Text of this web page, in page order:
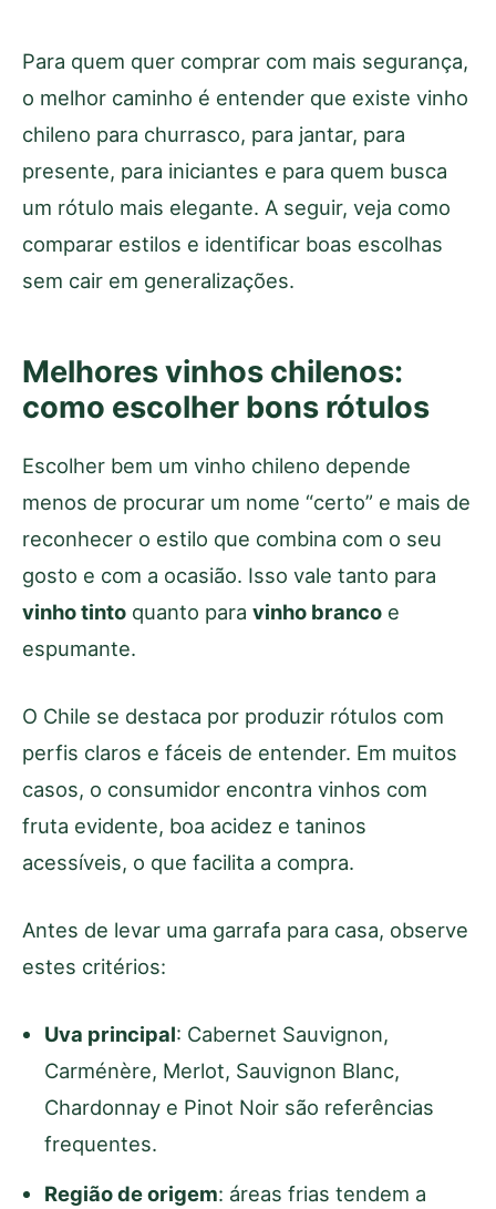
Para quem quer comprar com mais segurança,
o melhor caminho é entender que existe vinho
chileno para churrasco, para jantar, para
presente, para iniciantes e para quem busca
um rótulo mais elegante. A seguir, veja como
comparar estilos e identificar boas escolhas
sem cair em generalizações.
Melhores vinhos chilenos:
como escolher bons rótulos
Escolher bem um vinho chileno depende
menos de procurar um nome “certo” e mais de
reconhecer o estilo que combina com o seu
gosto e com a ocasião. Isso vale tanto para
vinho tinto quanto para vinho branco e
espumante.
O Chile se destaca por produzir rótulos com
perfis claros e fáceis de entender. Em muitos
casos, o consumidor encontra vinhos com
fruta evidente, boa acidez e taninos
acessíveis, o que facilita a compra.
Antes de levar uma garrafa para casa, observe
estes critérios:
Uva principal: Cabernet Sauvignon,
Carménère, Merlot, Sauvignon Blanc,
Chardonnay e Pinot Noir são referências
frequentes.
Região de origem: áreas frias tendem a